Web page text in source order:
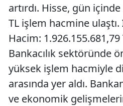
artırdı. Hisse, gün
TL işlem hacmine ulaştı.
Hacim: 1.926.155.681,79
Bankacılık sektöründe
yüksek işlem hacmiyle
arasında yer aldı.
ve ekonomik